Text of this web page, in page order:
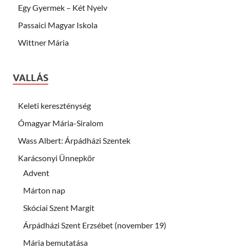
Egy Gyermek – Két Nyelv
Passaici Magyar Iskola
Wittner Mária
VALLÁS
Keleti kereszténység
Ómagyar Mária-Siralom
Wass Albert: Árpádházi Szentek
Karácsonyi Ünnepkör
Advent
Márton nap
Skóciai Szent Margit
Árpádházi Szent Erzsébet (november 19)
Mária bemutatása